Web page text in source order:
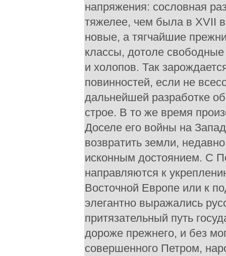
напряжения: сословная
тяжелее, чем была в XVII
новые, а тягчайшие
классы, дотоле
и холопов. Так
повинностей, если не
дальнейшей разработке
строе. В то же время
Доселе его войны на
возвратить земли,
исконным достоянием. С
направляются к
Восточной Европе или к
элегантно выражались
притязательный путь
дороже прежнего, и без
совершенного Петром,